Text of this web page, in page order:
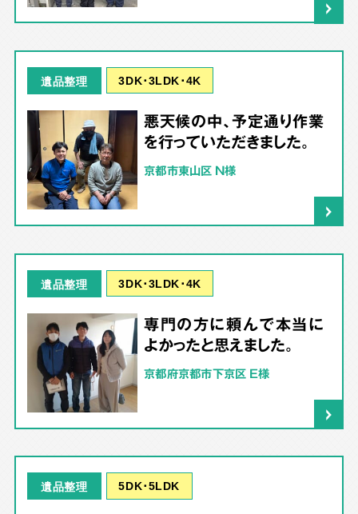
遺品整理 3DK･3LDK･4K
悪天候の中、予定通り作業
を行っていただきました。
京都市東山区 N様
遺品整理 3DK･3LDK･4K
専門の方に頼んで本当に
よかったと思えました。
京都府京都市下京区 E様
遺品整理 5DK･5LDK